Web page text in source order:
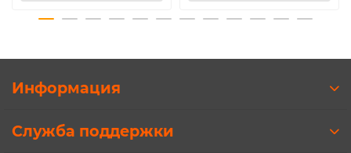
Информация
Служба поддержки